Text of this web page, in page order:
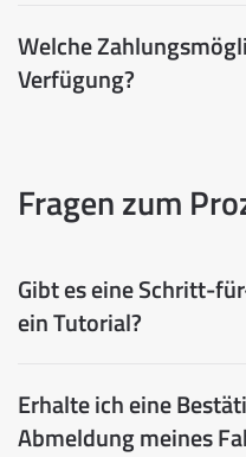
Welche
Verfügung?
Fragen zum
Gibt es eine Schritt-
ein Tutorial?
Erhalte ich eine
Abmeldung meines